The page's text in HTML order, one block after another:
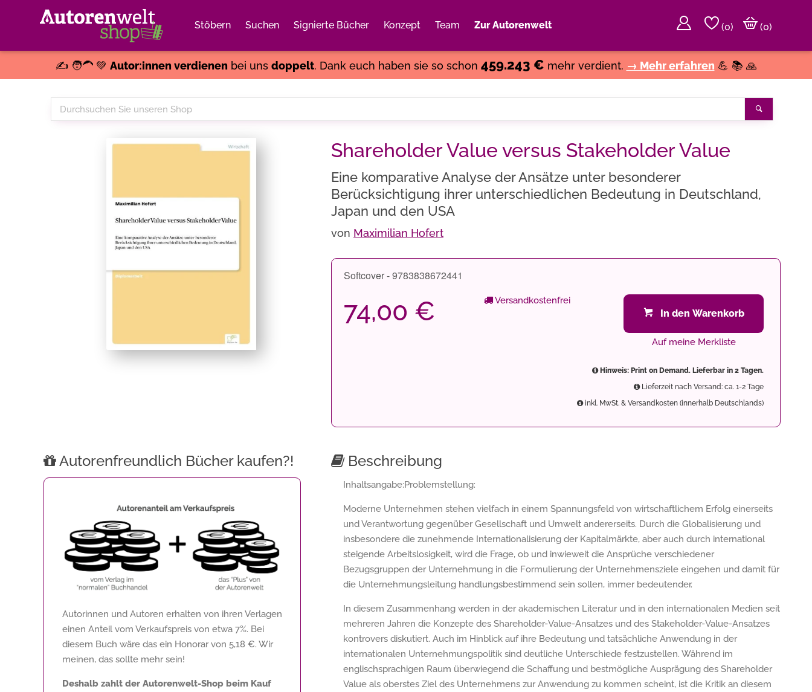
Stöbern Suchen Signierte Bücher Konzept Team Zur Autorenwelt (0)
(0)
✍️ 🧑‍🦱 💚 Autor:innen verdienenbei uns doppelt. Dank euch haben sie so schon 459.243 € mehr verdient. → Mehr erfahren 💪 📚 🙏
Durchsuchen
Sie
Shareholder Value versus Stakeholder Value
Eine komparative Analyse der Ansätze unter besonderer
Berücksichtigung ihrer unterschiedlichen Bedeutung in Deutschland,
Japan und den USA
von Maximilian Hofert
Softcover - 9783838672441
74,00 € Versandkostenfrei
In den Warenkorb
Auf meine Merkliste
Hinweis: Print on Demand. Lieferbar in 2 Tagen.
Lieferzeit nach Versand: ca. 1-2 Tage
inkl. MwSt. & Versandkosten (innerhalb Deutschlands)
Autorenfreundlich Bücher kaufen?!
Autorinnen und Autoren erhalten von ihren Verlagen
einen Anteil vom Verkaufspreis von etwa 7%. Bei
diesem Buch wäre das ein Honorar von 5,18 €. Wir
meinen, das sollte mehr sein!
Deshalb zahlt der Autorenwelt-Shop beim Kauf
Beschreibung
Inhaltsangabe:Problemstellung:
Moderne Unternehmen stehen vielfach in einem Spannungsfeld von wirtschaftlichem Erfolg einerseits
und Verantwortung gegenüber Gesellschaft und Umwelt andererseits. Durch die Globalisierung und
insbesondere die zunehmende Internationalisierung der Kapitalmärkte, aber auch durch international
steigende Arbeitslosigkeit, wird die Frage, ob und inwieweit die Ansprüche verschiedener
Bezugsgruppen der Unternehmung in die Formulierung der Unternehmensziele eingehen und damit für
die Unternehmungsleitung handlungsbestimmend sein sollen, immer bedeutender.
In diesem Zusammenhang werden in der akademischen Literatur und in den internationalen Medien seit
mehreren Jahren die Konzepte des Shareholder-Value-Ansatzes und des Stakeholder-Value-Ansatzes
kontrovers diskutiert. Auch im Hinblick auf ihre Bedeutung und tatsächliche Anwendung in der
internationalen Unternehmungspolitik sind deutliche Unterschiede festzustellen. Während im
englischsprachigen Raum überwiegend die Schaffung und bestmögliche Ausprägung des Shareholder
Value als oberstes Ziel des Unternehmens zur Anwendung zu kommen scheint, ist die Kritik an diesem